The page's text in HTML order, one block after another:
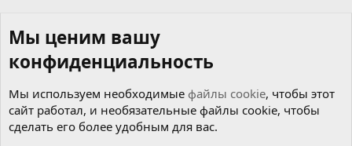
Мы ценим вашу
конфиденциальность
Мы используем необходимые файлы cookie, чтобы этот
сайт работал, и необязательные файлы cookie, чтобы
сделать его более удобным для вас.